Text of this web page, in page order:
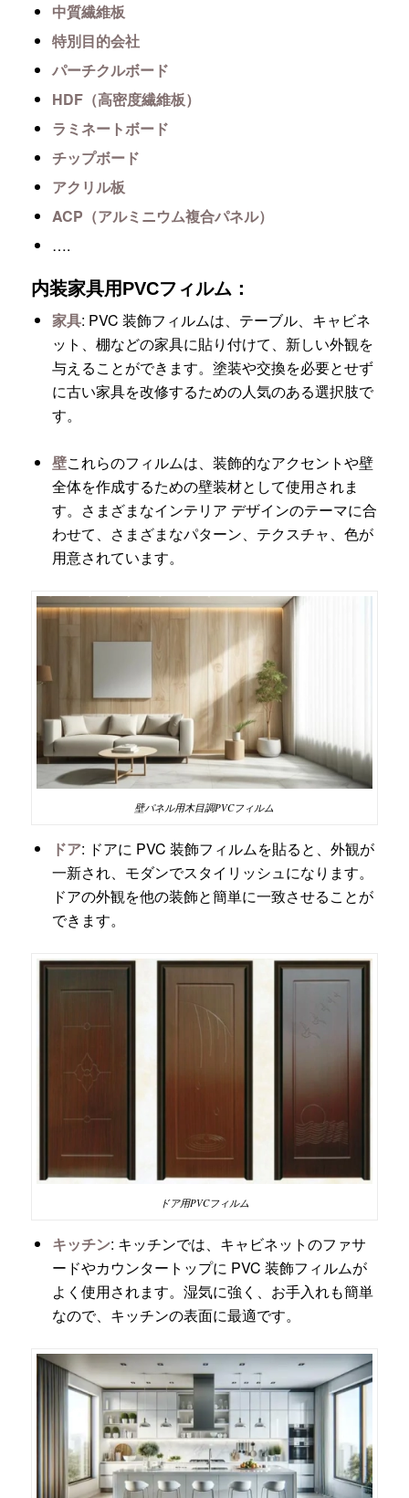
中質繊維板
特別目的会社
パーチクルボード
HDF（高密度繊維板）
ラミネートボード
チップボード
アクリル板
ACP（アルミニウム複合パネル）
….
内装家具用PVCフィルム：
家具: PVC 装飾フィルムは、テーブル、キャビネ
ット、棚などの家具に貼り付けて、新しい外観を
与えることができます。塗装や交換を必要とせず
に古い家具を改修するための人気のある選択肢で
す。
壁これらのフィルムは、装飾的なアクセントや壁
全体を作成するための壁装材として使用されま
す。さまざまなインテリア デザインのテーマに合
わせて、さまざまなパターン、テクスチャ、色が
用意されています。
壁パネル用木目調PVCフィルム
ドア: ドアに PVC 装飾フィルムを貼ると、外観が
一新され、モダンでスタイリッシュになります。
ドアの外観を他の装飾と簡単に一致させることが
できます。
ドア用PVCフィルム
キッチン: キッチンでは、キャビネットのファサ
ードやカウンタートップに PVC 装飾フィルムが
よく使用されます。湿気に強く、お手入れも簡単
なので、キッチンの表面に最適です。